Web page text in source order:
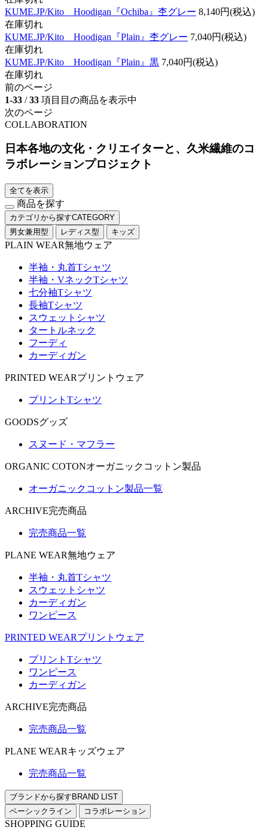
KUME.JP/Kito Hoodigan『Ochiba』杢グレー 8,140円(税込)
在庫切れ
KUME.JP/Kito Hoodigan『Plain』杢グレー 7,040円(税込)
在庫切れ
KUME.JP/Kito Hoodigan『Plain』黒 7,040円(税込)
在庫切れ
前のページ
1-33 / 33 項目目の商品を表示中
次のページ
COLLABORATION
日本各地の文化・クリエイターと、久米繊維のコ
ラボレーションプロジェクト
全てを表示
商品を探す
カテゴリから探すCATEGORY
男女兼用型
レディス型 キッズ
PLAIN WEAR無地ウェア
半袖・丸首Tシャツ
半袖・VネックTシャツ
七分袖Tシャツ
長袖Tシャツ
スウェットシャツ
タートルネック
フーディ
カーディガン
PRINTED WEARプリントウェア
プリントTシャツ
GOODSグッズ
スヌード・マフラー
ORGANIC COTONオーガニックコットン製品
オーガニックコットン製品一覧
ARCHIVE完売商品
完売商品一覧
PLANE WEAR無地ウェア
半袖・丸首Tシャツ
スウェットシャツ
カーディガン
ワンピース
PRINTED WEARプリントウェア
プリントTシャツ
ワンピース
カーディガン
ARCHIVE完売商品
完売商品一覧
PLANE WEARキッズウェア
完売商品一覧
ブランドから探す BRAND LIST
ベーシックライン
コラボレーション
SHOPPING GUIDE